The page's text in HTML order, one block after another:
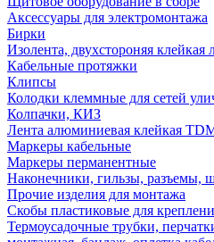
Аксессуары для электромонтажа
Бирки
Изолента, двухстороняя клейкая
Кабельные протяжки
Клипсы
Колодки клеммные для сетей
Колпачки, КИЗ
Лента алюминиевая клейкая
Маркеры кабельные
Маркеры перманентные
Наконечники, гильзы,
Прочие изделия для монтажа
Скобы пластиковые для
Термоусадочные трубки,